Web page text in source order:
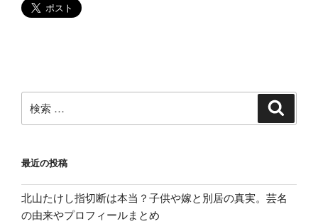
シ
検
索:
最近の投稿
北山たけし指切断は本当？子供や嫁と別居の真実。芸名
の由来やプロフィールまとめ